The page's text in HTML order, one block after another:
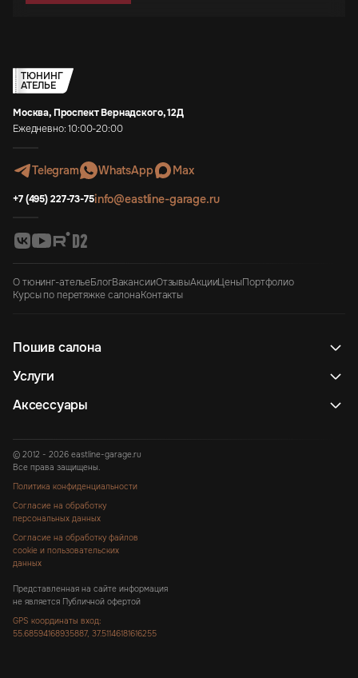
ТЮНИНГ
АТЕЛЬЕ
Москва, Проспект Вернадского, 12Д
Ежедневно: 10:00-20:00
Telegram WhatsApp Max
+7 (495) 227-73-75info@eastline-garage.ru
О тюнинг-ательеБлогВакансииОтзывыАкцииЦеныПортфолио
Курсы по перетяжке салонаКонтакты
Пошив салона
Услуги
Аксессуары
© 2012 - 2026 eastline-garage.ru
Все права защищены.
Политика конфиденциальности
Согласие на обработку
персональных данных
Согласие на обработку файлов
cookie и пользовательских
данных
Представленная на сайте информация
не является Публичной офертой
GPS координаты вход:
55.68594168935887, 37.51146181616255